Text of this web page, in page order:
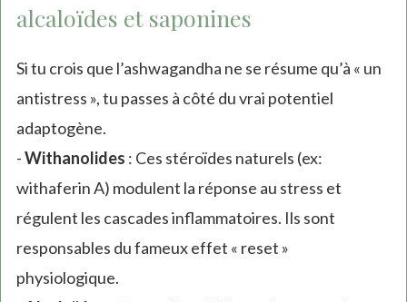
alcaloïdes et saponines
Si tu crois que l’ashwagandha ne se résume qu’à « un
antistress », tu passes à côté du vrai potentiel
adaptogène.
-Withanolides : Ces stéroïdes naturels (ex:
withaferin A) modulent la réponse au stress et
régulent les cascades inflammatoires. Ils sont
responsables du fameux effet « reset »
physiologique.